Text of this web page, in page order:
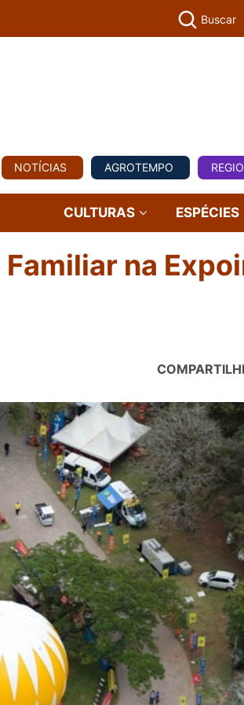
COMERCIAL AGROVIAGENS
Buscar
NOTÍCIAS AGROTEMPO
CULTURAS ESPÉCIES
na